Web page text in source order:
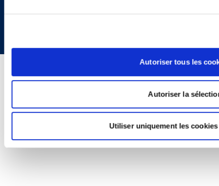
Autoriser tous les
Autoriser la
Utiliser uniquement les
Copyright © 2026 | Ogletree Deakins